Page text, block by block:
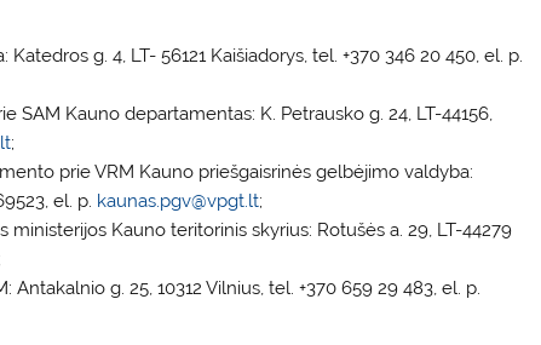
g. 4, LT- 56121 Kaišiadorys, tel. +370 346 20 450, el. p.
Kauno departamentas: K. Petrausko g. 24, LT-44156,
;
prie VRM Kauno priešgaisrinės gelbėjimo valdyba:
el. p. kaunas.pgv@vpgt.lt;
Kauno teritorinis skyrius: Rotušės a. 29, LT-44279
g. 25, 10312 Vilnius, tel. +370 659 29 483, el. p.